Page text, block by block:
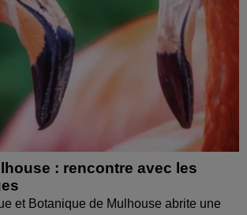
: rencontre avec les
et Botanique de Mulhouse abrite une